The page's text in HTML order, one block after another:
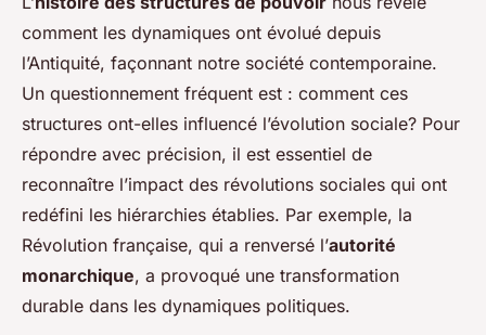
comment les dynamiques ont évolué depuis
l’Antiquité, façonnant notre société contemporaine.
Un questionnement fréquent est : comment ces
structures ont-elles influencé l’évolution sociale? Pour
répondre avec précision, il est essentiel de
reconnaître l’impact des révolutions sociales qui ont
redéfini les hiérarchies établies. Par exemple, la
Révolution française, qui a renversé l’autorité
monarchique, a provoqué une transformation
durable dans les dynamiques politiques.